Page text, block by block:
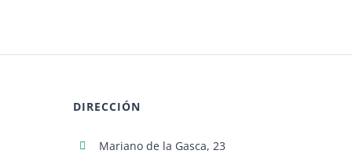
DIRECCIÓN
Mariano de la Gasca, 23